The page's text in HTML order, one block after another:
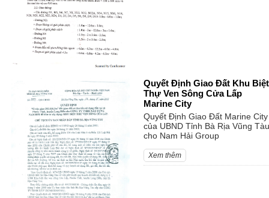
Quyết Định Giao Đất Khu Biệt
Thự Ven Sông Cửa Lấp
Marine City
Quyết Định Giao Đất Marine City
của UBND Tỉnh Bà Rịa Vũng Tàu
cho Nam Hải Group
Xem thêm